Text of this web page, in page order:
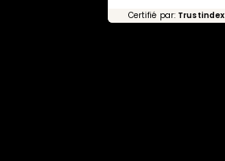
Certifié par: Trustindex